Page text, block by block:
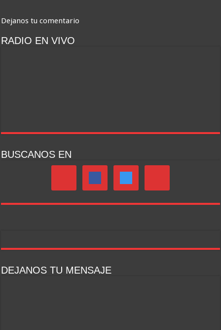
Dejanos tu comentario
RADIO EN VIVO
BUSCANOS EN
DEJANOS TU MENSAJE